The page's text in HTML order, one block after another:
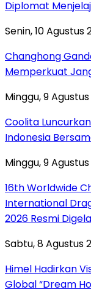
Diplomat
Senin, 10 Agustus
Changhong
Memperkuat
Minggu, 9
Coolita
Indonesia
Minggu, 9
16th Worldwide
International
2026 Resmi
Sabtu, 8 Agustus
Himel Hadirkan
Global “Dream